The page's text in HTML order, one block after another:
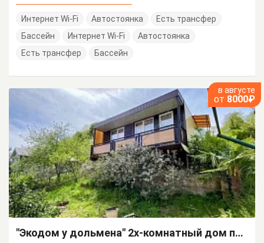
Интернет Wi-Fi Автостоянка
Есть трансфер
Бассейн
Интернет Wi-Fi
Автостоянка
Есть трансфер
Бассейн
в августе
от 8000₽
"Экодом у дольмена" 2х-комнатный дом под-ключ